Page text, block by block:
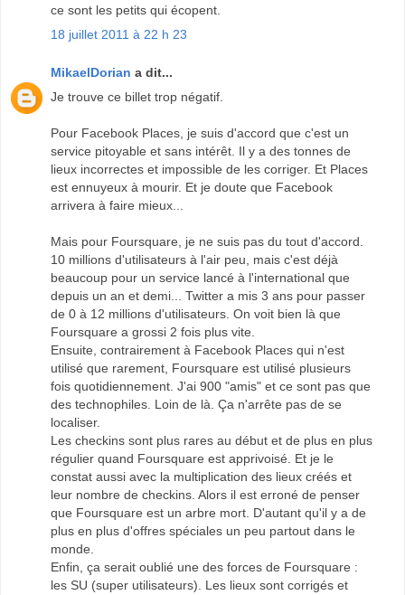
ce sont les petits qui écopent.
18 juillet 2011 à 22 h 23
MikaelDorian a dit...
Je trouve ce billet trop négatif.
Pour Facebook Places, je suis d'accord que c'est un
service pitoyable et sans intérêt. Il y a des tonnes de
lieux incorrectes et impossible de les corriger. Et Places
est ennuyeux à mourir. Et je doute que Facebook
arrivera à faire mieux...
Mais pour Foursquare, je ne suis pas du tout d'accord.
10 millions d'utilisateurs à l'air peu, mais c'est déjà
beaucoup pour un service lancé à l'international que
depuis un an et demi... Twitter a mis 3 ans pour passer
de 0 à 12 millions d'utilisateurs. On voit bien là que
Foursquare a grossi 2 fois plus vite.
Ensuite, contrairement à Facebook Places qui n'est
utilisé que rarement, Foursquare est utilisé plusieurs
fois quotidiennement. J'ai 900 "amis" et ce sont pas que
des technophiles. Loin de là. Ça n'arrête pas de se
localiser.
Les checkins sont plus rares au début et de plus en plus
régulier quand Foursquare est apprivoisé. Et je le
constat aussi avec la multiplication des lieux créés et
leur nombre de checkins. Alors il est erroné de penser
que Foursquare est un arbre mort. D'autant qu'il y a de
plus en plus d'offres spéciales un peu partout dans le
monde.
Enfin, ça serait oublié une des forces de Foursquare :
les SU (super utilisateurs). Les lieux sont corrigés et